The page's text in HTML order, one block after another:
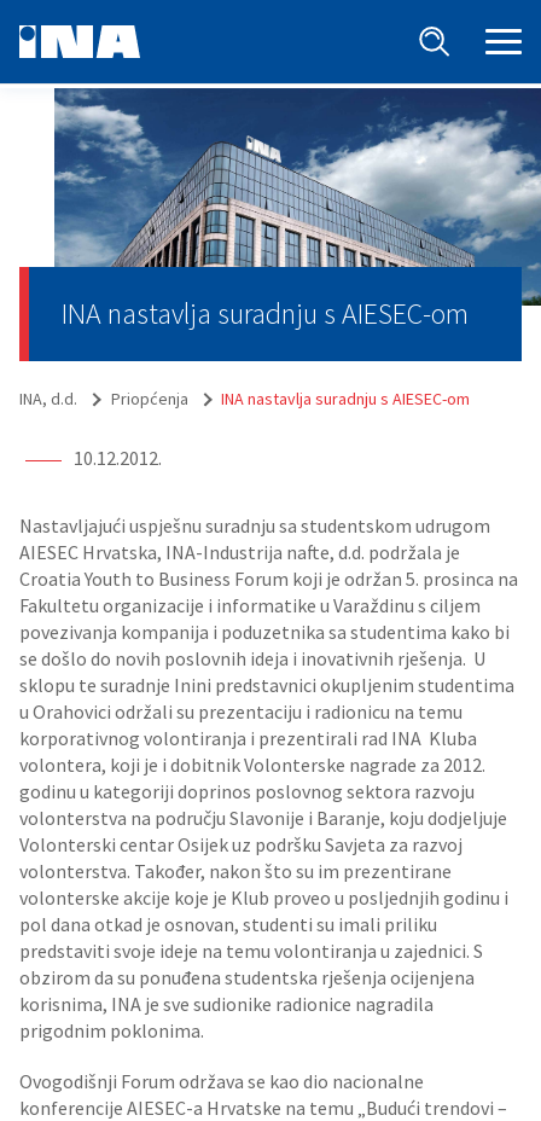
INA nastavlja suradnju s AIESEC-om
INA, d.d. Priopćenja INA nastavlja suradnju s AIESEC-om
10.12.2012.
Nastavljajući uspješnu suradnju sa studentskom udrugom
AIESEC Hrvatska, INA-Industrija nafte, d.d. podržala je
Croatia Youth to Business Forum koji je održan 5. prosinca na
Fakultetu organizacije i informatike u Varaždinu s ciljem
povezivanja kompanija i poduzetnika sa studentima kako bi
se došlo do novih poslovnih ideja i inovativnih rješenja. U
sklopu te suradnje Inini predstavnici okupljenim studentima
u Orahovici održali su prezentaciju i radionicu na temu
korporativnog volontiranja i prezentirali rad INA Kluba
volontera, koji je i dobitnik Volonterske nagrade za 2012.
godinu u kategoriji doprinos poslovnog sektora razvoju
volonterstva na području Slavonije i Baranje, koju dodjeljuje
Volonterski centar Osijek uz podršku Savjeta za razvoj
volonterstva. Također, nakon što su im prezentirane
volonterske akcije koje je Klub proveo u posljednjih godinu i
pol dana otkad je osnovan, studenti su imali priliku
predstaviti svoje ideje na temu volontiranja u zajednici. S
obzirom da su ponuđena studentska rješenja ocijenjena
korisnima, INA je sve sudionike radionice nagradila
prigodnim poklonima.
Ovogodišnji Forum održava se kao dio nacionalne
konferencije AIESEC-a Hrvatske na temu „Budući trendovi –